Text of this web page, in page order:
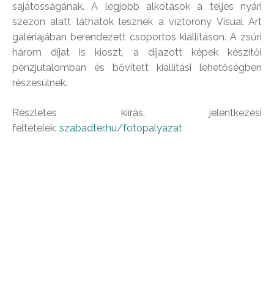
sajátosságának. A legjobb alkotások a teljes nyári
szezon alatt láthatók lesznek a víztorony Visual Art
galériájában berendezett csoportos kiállításon. A zsűri
három díjat is kioszt, a díjazott képek készítői
pénzjutalomban és bővített kiállítási lehetőségben
részesülnek.
Részletes kiírás, jelentkezési
feltételek: szabadter.hu/fotopalyazat